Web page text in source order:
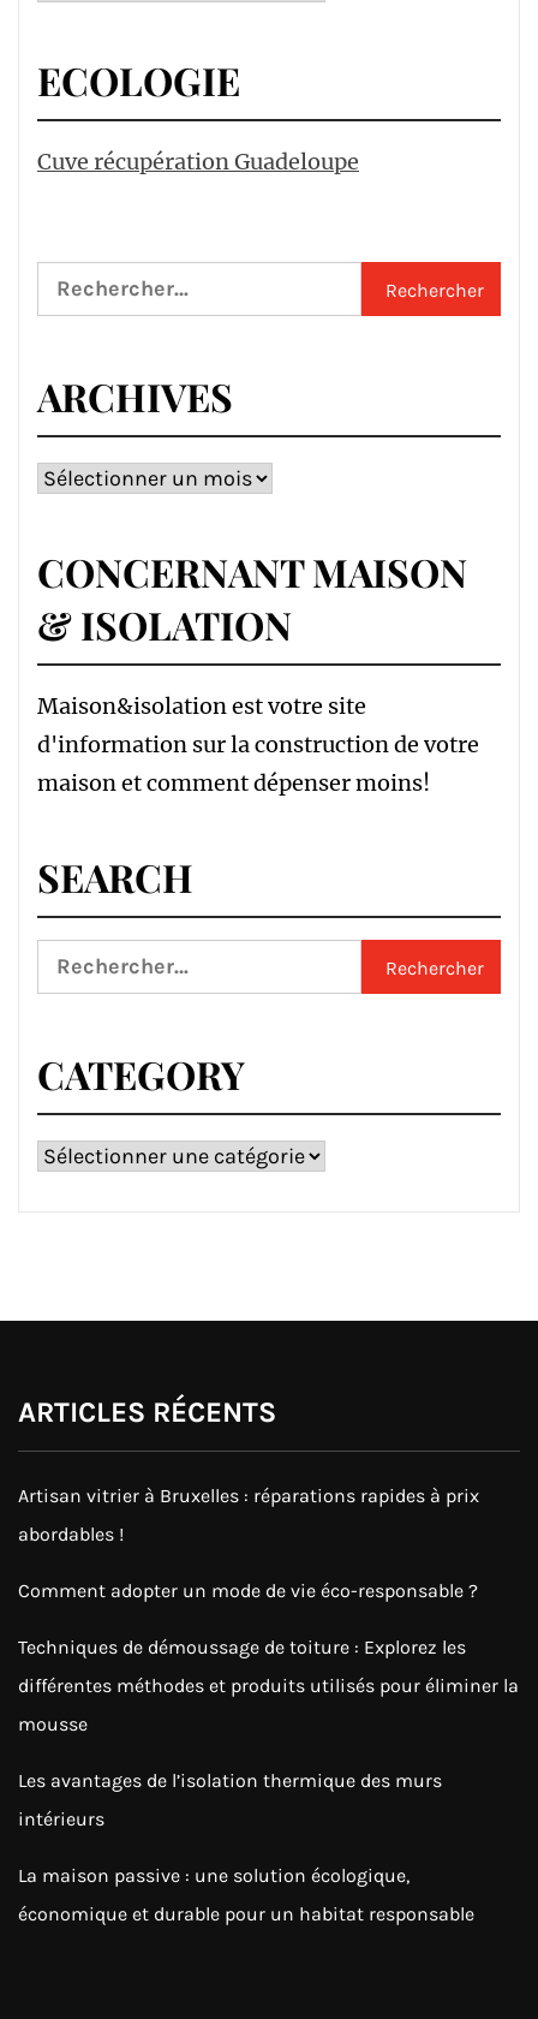
ECOLOGIE
Cuve récupération Guadeloupe
Rechercher :
ARCHIVES
Archives
CONCERNANT MAISON
& ISOLATION
Maison&isolation est votre site
d'information sur la construction de votre
maison et comment dépenser moins!
SEARCH
Rechercher :
CATEGORY
Category
ARTICLES RÉCENTS
Artisan vitrier à Bruxelles : réparations rapides à prix
abordables !
Comment adopter un mode de vie éco-responsable ?
Techniques de démoussage de toiture : Explorez les
différentes méthodes et produits utilisés pour éliminer la
mousse
Les avantages de l’isolation thermique des murs
intérieurs
La maison passive : une solution écologique,
économique et durable pour un habitat responsable